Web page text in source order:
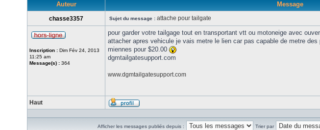
Auteur Message
chasse3357 Sujet du message : attache pour tailgate
Inscription : Dim Fév 24, 2013
11:25 am
Message(s) : 364
pour garder votre tailgage tout en transportant vtt ou motoneige avec
attacher apres vehicule je vais metre le lien car pas capable de metre
miennes pour $20.00
dgmtailgatesupport.com
www.dgmtailgatesupport.com
Haut
Afficher les messages publiés depuis : Trier par